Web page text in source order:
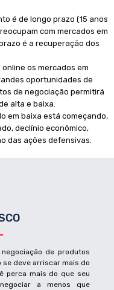
é de longo prazo (15 anos
com mercados em
é a recuperação dos
os mercados em
oportunidades de
de negociação permitirá
alta e baixa.
em baixa está começando,
declínio econômico,
das ações defensivas.
de produtos
se deve arriscar mais do
perca mais do que seu
a menos que